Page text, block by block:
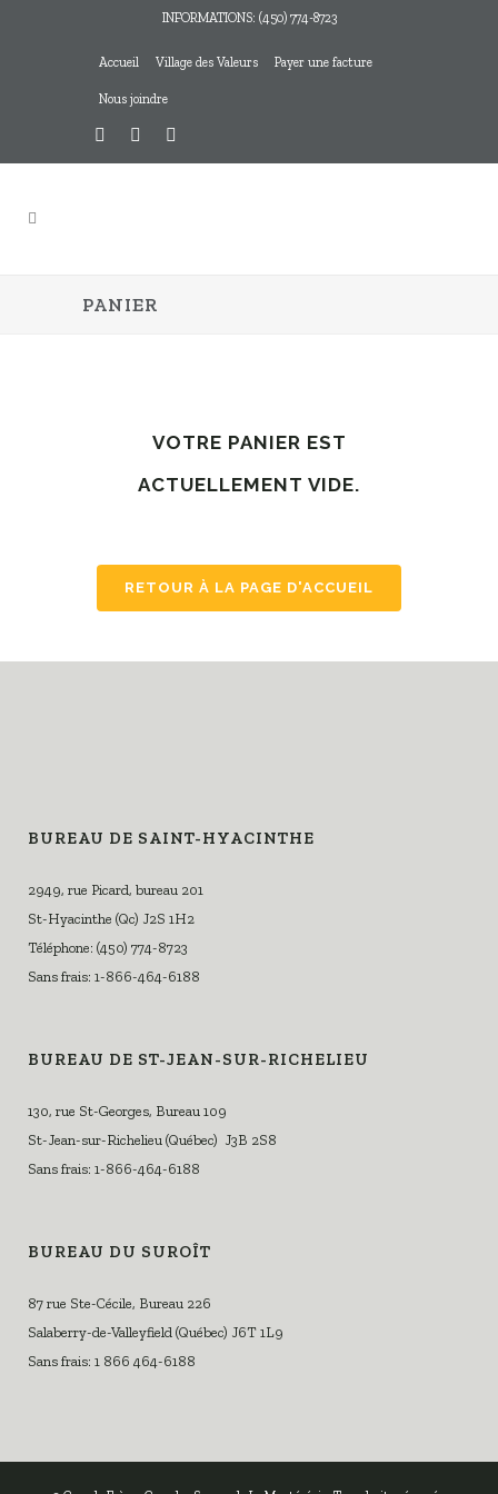
INFORMATIONS: (450) 774-8723
Accueil Village des Valeurs Payer une facture
Nous joindre
PANIER
VOTRE PANIER EST
ACTUELLEMENT VIDE.
RETOUR À LA PAGE D'ACCUEIL
BUREAU DE SAINT-HYACINTHE
2949, rue Picard, bureau 201
St-Hyacinthe (Qc) J2S 1H2
Téléphone: (450) 774-8723
Sans frais: 1-866-464-6188
BUREAU DE ST-JEAN-SUR-RICHELIEU
130, rue St-Georges, Bureau 109
St-Jean-sur-Richelieu (Québec) J3B 2S8
Sans frais: 1-866-464-6188
BUREAU DU SUROÎT
87 rue Ste-Cécile, Bureau 226
Salaberry-de-Valleyfield (Québec) J6T 1L9
Sans frais: 1 866 464-6188